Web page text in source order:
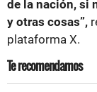
de la nación, si
y otras cosas”,
plataforma X.
Te recomendamos